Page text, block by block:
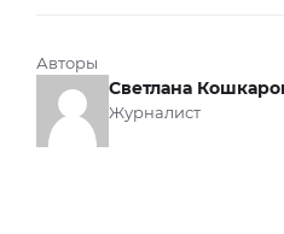
Авторы
Светлана
Журналист